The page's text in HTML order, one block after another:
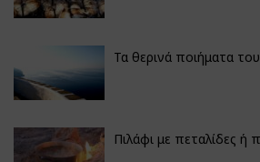
Τα θερινά ποιήματα
Πιλάφι με πεταλίδες ή